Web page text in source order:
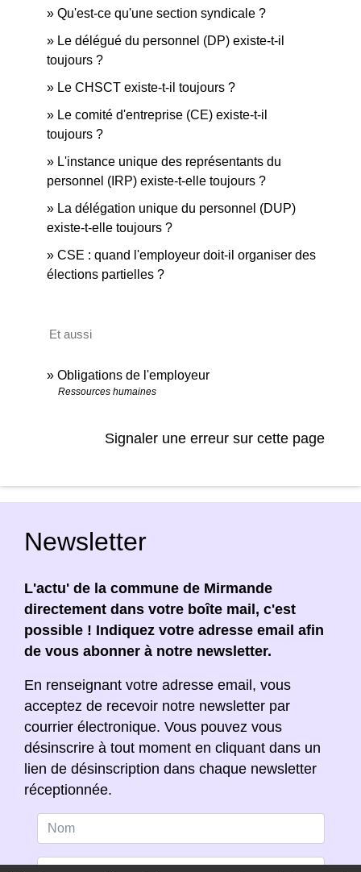
Qu'est-ce qu'une section syndicale ?
Le délégué du personnel (DP) existe-t-il
toujours ?
Le CHSCT existe-t-il toujours ?
Le comité d'entreprise (CE) existe-t-il
toujours ?
L'instance unique des représentants du
personnel (IRP) existe-t-elle toujours ?
La délégation unique du personnel (DUP)
existe-t-elle toujours ?
CSE : quand l'employeur doit-il organiser des
élections partielles ?
Et aussi
Obligations de l'employeur
Ressources humaines
Signaler une erreur sur cette page
Newsletter
L'actu' de la commune de Mirmande
directement dans votre boîte mail, c'est
possible ! Indiquez votre adresse email afin
de vous abonner à notre newsletter.
En renseignant votre adresse email, vous
acceptez de recevoir notre newsletter par
courrier électronique. Vous pouvez vous
désinscrire à tout moment en cliquant dans un
lien de désinscription dans chaque newsletter
réceptionnée.